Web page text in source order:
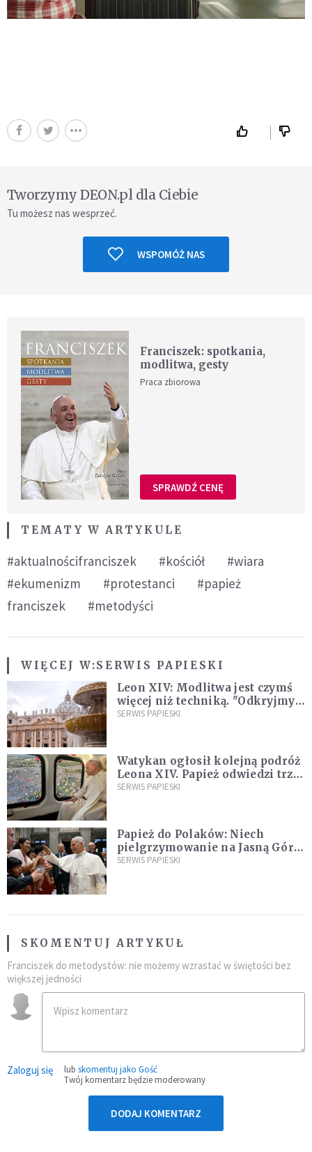
Tworzymy DEON.pl dla Ciebie
Tu możesz nas wesprzeć.
WSPOMÓŻ NAS
Franciszek: spotkania,
modlitwa, gesty
Praca zbiorowa
SPRAWDŹ CENĘ
TEMATY W ARTYKULE
#aktualnościfranciszek #kościół
#wiara
#ekumenizm
#protestanci
#papież
franciszek
#metodyści
WIĘCEJ W:SERWIS PAPIESKI
Leon XIV: Modlitwa jest czymś
więcej niż techniką. "Odkryjmy
ją na nowo"
SERWIS PAPIESKI
Watykan ogłosił kolejną podróż
Leona XIV. Papież odwiedzi trzy
kraje Ameryki Południowej
SERWIS PAPIESKI
Papież do Polaków: Niech
pielgrzymowanie na Jasną Górę
umocni wiarę i nadzieję
SERWIS PAPIESKI
SKOMENTUJ ARTYKUŁ
Franciszek do metodystów: nie możemy wzrastać w świętości bez
większej jedności
Zaloguj się lub skomentuj jako Gość
Twój komentarz będzie moderowany
DODAJ KOMENTARZ